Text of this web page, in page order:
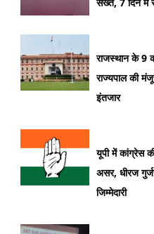
राजस्थान के 9
राज्यपाल की
इंतजार
यूपी में कांग्रेस
असर, धीरज
जिम्मेदारी